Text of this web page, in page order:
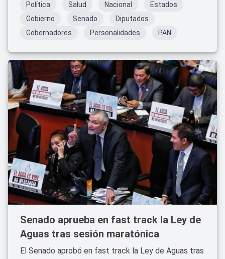
Política Salud Nacional
Estados
Gobierno
Senado
Diputados
Gobernadores
Personalidades PAN
Senado aprueba en fast track la Ley de
Aguas tras sesión maratónica
El Senado aprobó en fast track la Ley de Aguas tras